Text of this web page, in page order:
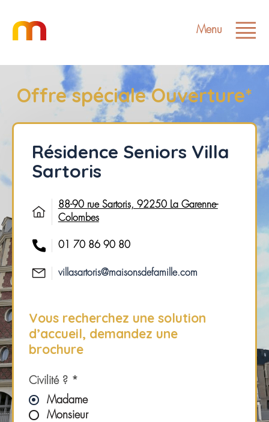
Menu
Offre spéciale Ouverture*
Résidence Seniors Villa
Sartoris
88-90 rue Sartoris, 92250 La Garenne-
Colombes
01 70 86 90 80
villasartoris@maisonsdefamille.com
Vous recherchez une solution
d’accueil, demandez une
brochure
Civilité ? *
Madame
Monsieur